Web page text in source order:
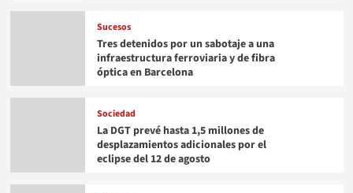
Sucesos
Tres detenidos por un sabotaje a una
infraestructura ferroviaria y de fibra
óptica en Barcelona
Sociedad
La DGT prevé hasta 1,5 millones de
desplazamientos adicionales por el
eclipse del 12 de agosto